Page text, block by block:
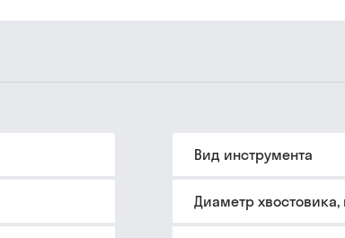
Вид инструмента
Диаметр